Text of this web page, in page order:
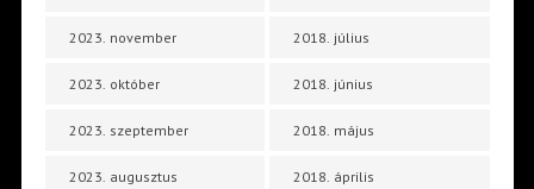
2023. november
2023. október
2023. szeptember
2023. augusztus
2018. július
2018. június
2018. május
2018. április